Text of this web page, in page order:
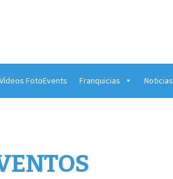
Vídeos FotoEvents Franquicias Noticias